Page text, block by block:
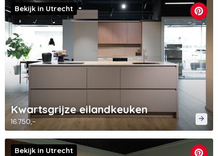
Kwartsgrijze eilandkeuken
16.750,-
Bekijk in Utrecht
Bekijk in Utrecht